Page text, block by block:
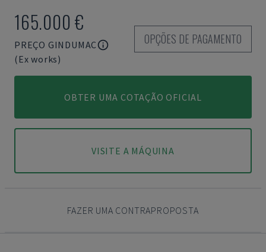
165.000 €
PREÇO GINDUMAC
(Ex works)
OPÇÕES DE PAGAMENTO
OBTER UMA COTAÇÃO OFICIAL
VISITE A MÁQUINA
FAZER UMA CONTRAPROPOSTA